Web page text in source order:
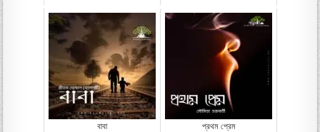
বাবা প্রথম প্রেম